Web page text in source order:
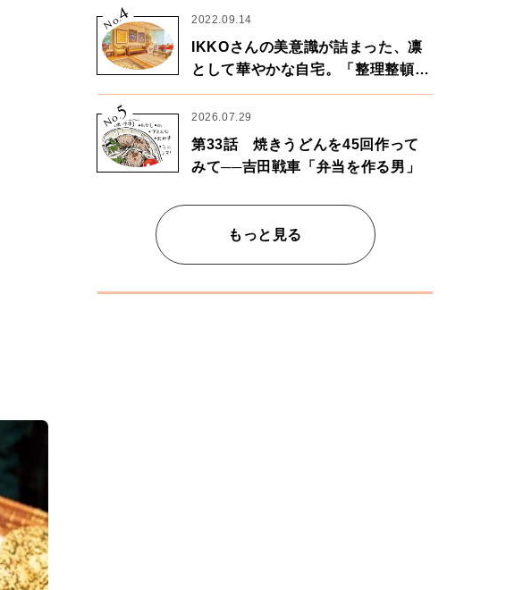
No.
4 2022.09.14
IKKOさんの美意識が詰まった、凛
として華やかな自宅。「整理整頓は
心のリズムが乱されないための作
業」。
No.
5 2026.07.29
第33話 焼きうどんを45回作って
みて──吉田戦車「弁当を作る男」
もっと見る